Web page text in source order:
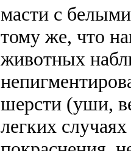
масти с
тому же, что
животных
шерсти (уши,
легких